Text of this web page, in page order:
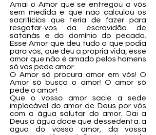
Amai o Amor que se entregou a vós
sem medida e que não calculou os
sacrifícios que teria de fazer para
resgatar-vos da escravidão de
satanás e do domínio do pecado.
Esse Amor que deu tudo o que podia
para vós, que deu a própria vida, esse
amor que não é amado pelos homens
só vos pede amor.
O Amor só procura amor em vós! O
Amor só busca o amor! O amor só
pede o amor!
Que o vosso amor sacie a sede
implacável do amor de Deus por vós
com a água salutar do amor. Dai a
Deus a água doce que dessedenta: a
água do vosso amor, da vossa